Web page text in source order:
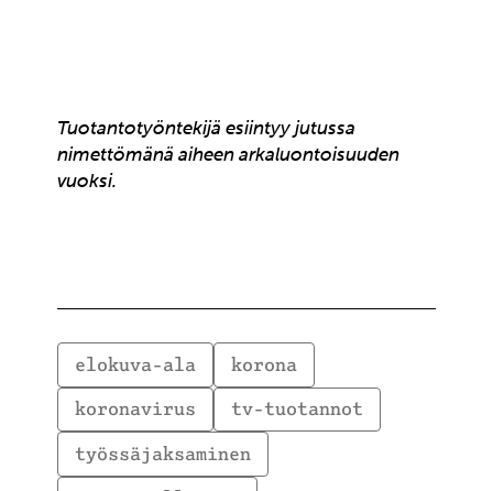
Tuotantotyöntekijä esiintyy jutussa
nimettömänä aiheen arkaluontoisuuden
vuoksi.
elokuva-ala
korona
koronavirus
tv-tuotannot
työssäjaksaminen